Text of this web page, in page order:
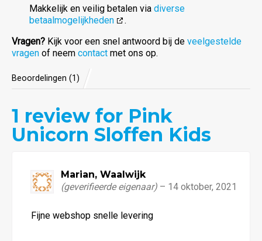
Makkelijk en veilig betalen via diverse
betaalmogelijkheden
.
Vragen? Kijk voor een snel antwoord bij de veelgestelde
vragen of neem contact met ons op.
Beoordelingen (1)
1 review for Pink
Unicorn Sloffen Kids
5uit 5
Marian, Waalwijk
(geverifieerde eigenaar) – 14 oktober, 2021
Fijne webshop snelle levering